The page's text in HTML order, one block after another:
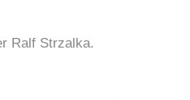
Ralf Strzalka.